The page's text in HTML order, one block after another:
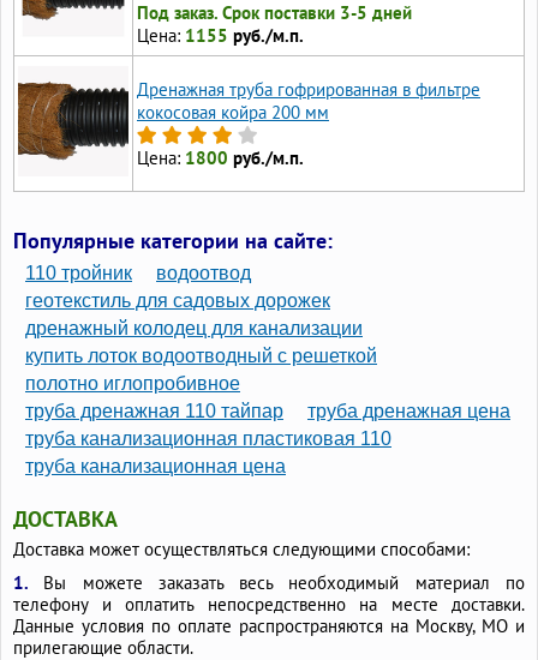
Под заказ. Срок поставки 3-5 дней
Цена: 1155 руб./м.п.
Дренажная труба гофрированная в фильтре
кокосовая койра 200 мм
Цена: 1800 руб./м.п.
Популярные категории на сайте:
110 тройник
водоотвод
геотекстиль для садовых дорожек
дренажный колодец для канализации
купить лоток водоотводный с решеткой
полотно иглопробивное
труба дренажная 110 тайпар
труба дренажная цена
труба канализационная пластиковая 110
труба канализационная цена
ДОСТАВКА
Доставка может осуществляться следующими способами:
1. Вы можете заказать весь необходимый материал по
телефону и оплатить непосредственно на месте доставки.
Данные условия по оплате распространяются на Москву, МО и
прилегающие области.